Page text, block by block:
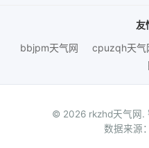
友
bbjpm天气网
cpuzqh天气
© 2026 rkzhd天气网.
数据来源